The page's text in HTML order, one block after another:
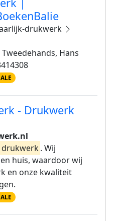
drukwerk
Hans
- Drukwerk
drukwerk. Wij
huis, waardoor wij
en onze kwaliteit